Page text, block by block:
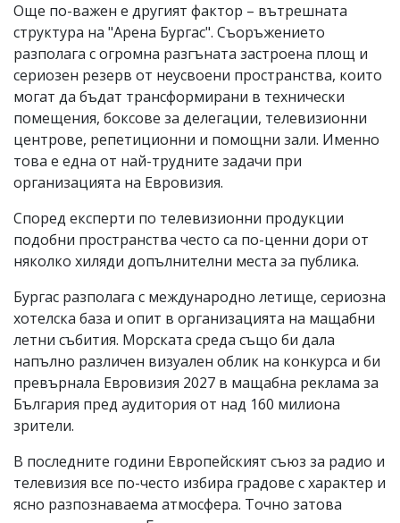
Още по-важен е другият фактор – вътрешната
структура на "Арена Бургас". Съоръжението
разполага с огромна разгъната застроена площ и
сериозен резерв от неусвоени пространства, които
могат да бъдат трансформирани в технически
помещения, боксове за делегации, телевизионни
центрове, репетиционни и помощни зали. Именно
това е една от най-трудните задачи при
организацията на Евровизия.
Според експерти по телевизионни продукции
подобни пространства често са по-ценни дори от
няколко хиляди допълнителни места за публика.
Бургас разполага с международно летище, сериозна
хотелска база и опит в организацията на мащабни
летни събития. Морската среда също би дала
напълно различен визуален облик на конкурса и би
превърнала Евровизия 2027 в мащабна реклама за
България пред аудитория от над 160 милиона
зрители.
В последните години Европейският съюз за радио и
телевизия все по-често избира градове с характер и
ясно разпознаваема атмосфера. Точно затова